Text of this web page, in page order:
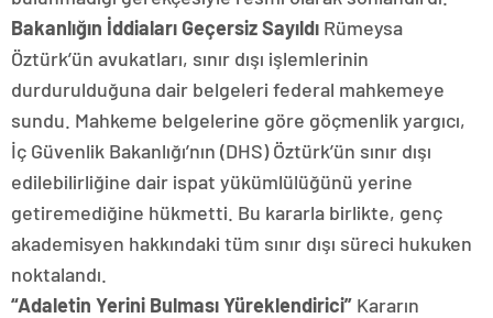
Bakanlığın İddiaları Geçersiz Sayıldı Rümeysa
Öztürk’ün avukatları, sınır dışı işlemlerinin
durdurulduğuna dair belgeleri federal mahkemeye
sundu. Mahkeme belgelerine göre göçmenlik yargıcı,
İç Güvenlik Bakanlığı’nın (DHS) Öztürk’ün sınır dışı
edilebilirliğine dair ispat yükümlülüğünü yerine
getiremediğine hükmetti. Bu kararla birlikte, genç
akademisyen hakkındaki tüm sınır dışı süreci hukuken
noktalandı.
“Adaletin Yerini Bulması Yüreklendirici” Kararın